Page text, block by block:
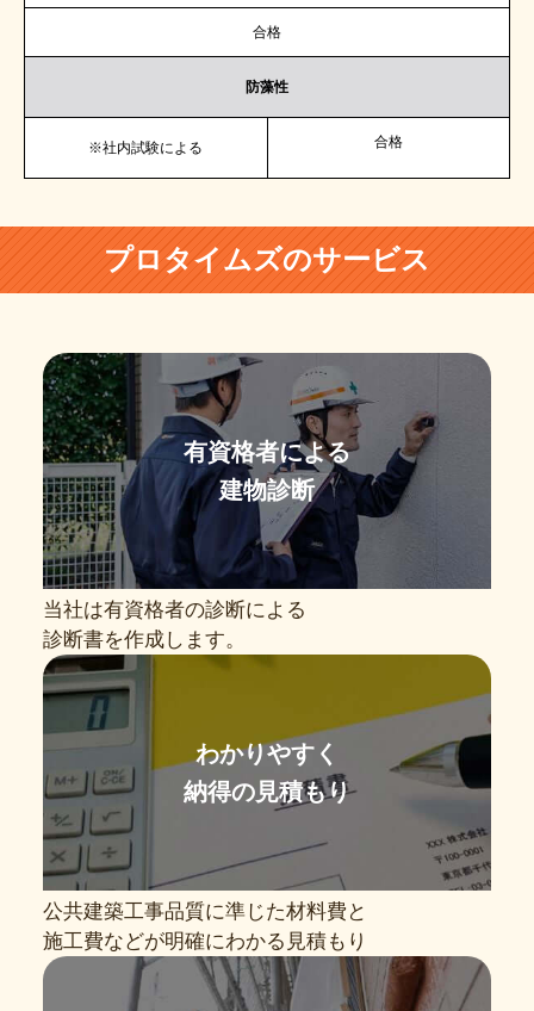
合格
防藻性
※社内試験による 合格
プロタイムズのサービス
有資格者による
建物診断
当社は有資格者の診断による
診断書を作成します。
わかりやすく
納得の見積もり
公共建築工事品質に準じた材料費と
施工費などが明確にわかる見積もり